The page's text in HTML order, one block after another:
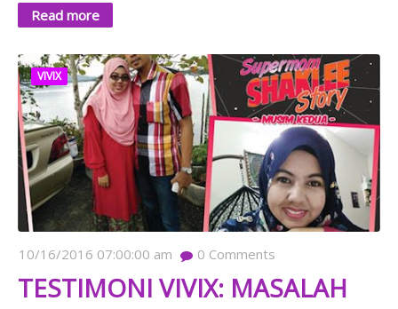
Read more
VIVIX
10/16/2016 07:00:00 am 0 Comments
TESTIMONI VIVIX: MASALAH